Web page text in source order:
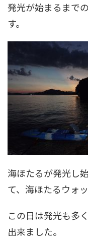
発光が始まるまで
す。
海ほたるが発光し
て、海ほたるウォ
この日は発光も多
出来ました。